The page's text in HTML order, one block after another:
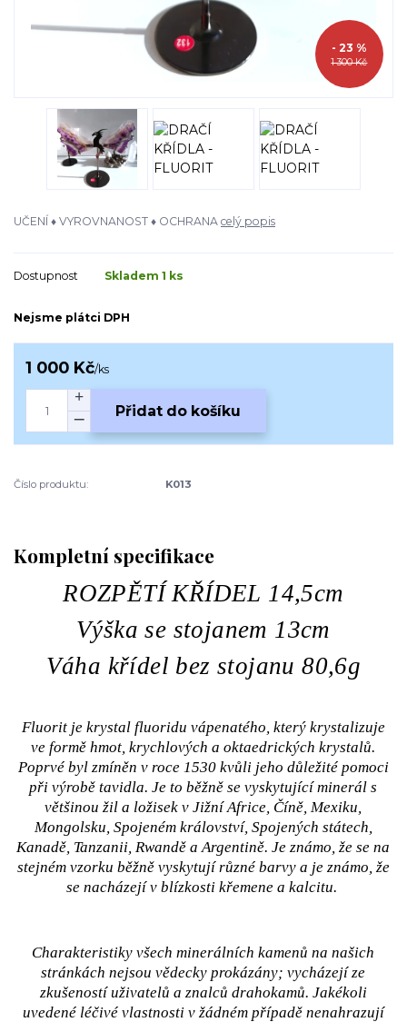
1 300 Kč
- 23 %
UČENÍ ♦ VYROVNANOST ♦ OCHRANA celý popis
Dostupnost Skladem 1 ks
Nejsme plátci DPH
1 000 Kč/ks
Přidat do košíku
Číslo produktu: K013
Kompletní specifikace
ROZPĚTÍ KŘÍDEL 14,5cm
Výška se stojanem 13cm
Váha křídel bez stojanu 80,6g
Fluorit je krystal fluoridu vápenatého, který krystalizuje
ve formě hmot, krychlových a oktaedrických krystalů.
Poprvé byl zmíněn v roce 1530 kvůli jeho důležité pomoci
při výrobě tavidla. Je to běžně se vyskytující minerál s
většinou žil a ložisek v Jižní Africe, Číně, Mexiku,
Mongolsku, Spojeném království, Spojených státech,
Kanadě, Tanzanii, Rwandě a Argentině. Je známo, že se na
stejném vzorku běžně vyskytují různé barvy a je známo, že
se nacházejí v blízkosti křemene a kalcitu.
Charakteristiky všech minerálních kamenů na našich
stránkách nejsou vědecky prokázány; vycházejí ze
zkušeností uživatelů a znalců drahokamů. Jakékoli
uvedené léčivé vlastnosti v žádném případě nenahrazují